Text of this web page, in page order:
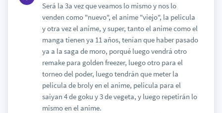
Será la 3a vez que veamos lo mismo y nos lo
venden como "nuevo", el anime "viejo", la pelicula
y otra vez el anime, y super, tanto el anime como el
manga tienen ya 11 años, tenían que haber pasado
ya a la saga de moro, porqué luego vendrá otro
remake para golden freezer, luego otro para el
torneo del poder, luego tendrán que meter la
pelicula de broly en el anime, pelicula para el
saiyan 4 de goku y 3 de vegeta, y luego repetirán lo
mismo en el anime.